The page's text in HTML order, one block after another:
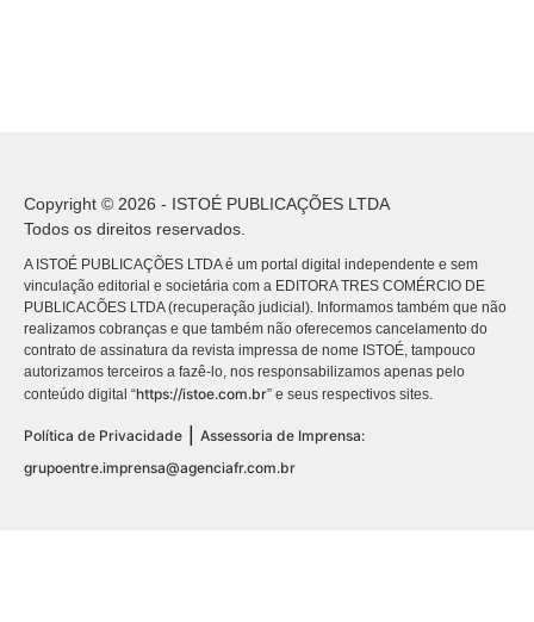
Copyright © 2026 - ISTOÉ PUBLICAÇÕES LTDA
Todos os direitos reservados.
A ISTOÉ PUBLICAÇÕES LTDA é um portal digital independente e sem
vinculação editorial e societária com a EDITORA TRES COMÉRCIO DE
PUBLICACÕES LTDA (recuperação judicial). Informamos também que não
realizamos cobranças e que também não oferecemos cancelamento do
contrato de assinatura da revista impressa de nome ISTOÉ, tampouco
autorizamos terceiros a fazê-lo, nos responsabilizamos apenas pelo
conteúdo digital “https://istoe.com.br” e seus respectivos sites.
Política de Privacidade
Assessoria de Imprensa:
grupoentre.imprensa@agenciafr.com.br